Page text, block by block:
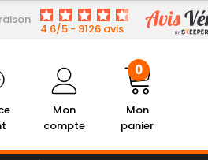
4.6/5 - 9126 avis
Mon
compte
Mon
panier
0
en Aluminium 6,96 € HT